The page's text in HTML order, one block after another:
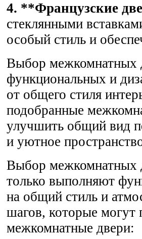
4. **Французские
стеклянными
особый стиль и
Выбор межкомнатных
функциональных и
от общего стиля
подобранные
улучшить общий вид
и уютное
Выбор межкомнатных
только выполняют
на общий стиль и
шагов, которые могут
межкомнатные двери: